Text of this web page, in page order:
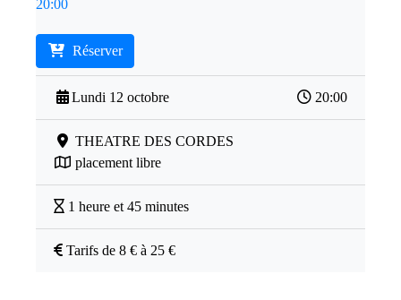
20:00
Réserver
Lundi 12 octobre 20:00
THEATRE DES CORDES
placement libre
1 heure et 45 minutes
Tarifs de 8 € à 25 €